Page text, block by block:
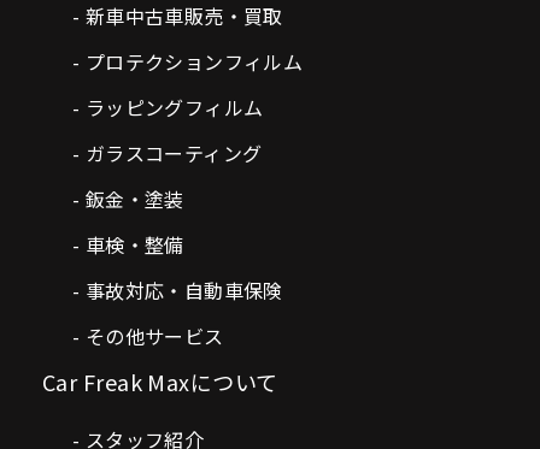
新車中古車販売・買取
プロテクションフィルム
ラッピングフィルム
ガラスコーティング
鈑金・塗装
車検・整備
事故対応・自動車保険
その他サービス
Car Freak Maxについて
スタッフ紹介